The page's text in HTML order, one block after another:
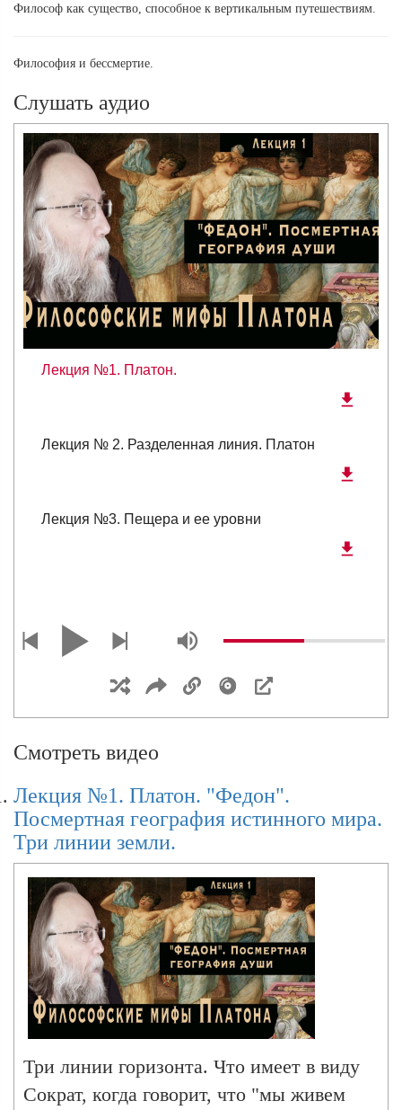
Философ как существо, способное к вертикальным путешествиям.
Философия и бессмертие.
Слушать аудио
Лекция №1. Платон.
Лекция № 2. Разделенная линия. Платон
Лекция №3. Пещера и ее уровни
Лекция №7. Политическая философия
андрогинной Любви
Лекция №8 Пир, Федр, Государство
Лекция № 9. Христианско-платонические
гомологии
Лекция № 10. Платонизм и Империя
Смотреть видео
Лекция №1. Платон. "Федон".
Посмертная география истинного мира.
Три линии земли.
Три линии горизонта. Что имеет в виду
Сократ, когда говорит, что "мы живем